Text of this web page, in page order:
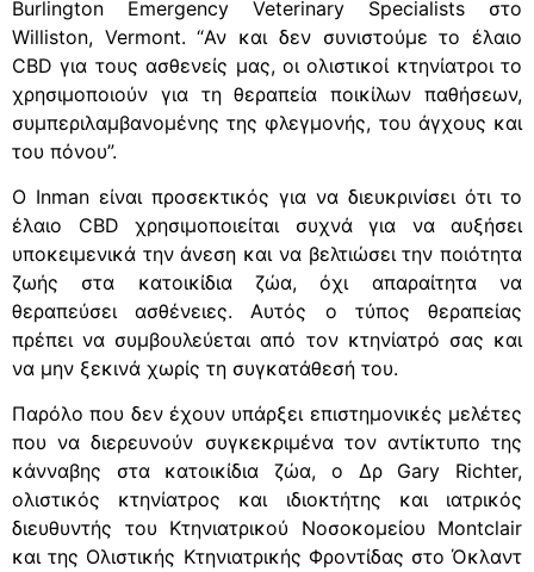
Burlington Emergency Veterinary Specialists στο
Williston, Vermont. “Αν και δεν συνιστούμε το έλαιο
CBD για τους ασθενείς μας, οι ολιστικοί κτηνίατροι το
χρησιμοποιούν για τη θεραπεία ποικίλων παθήσεων,
συμπεριλαμβανομένης της φλεγμονής, του άγχους και
του πόνου”.
Ο Inman είναι προσεκτικός για να διευκρινίσει ότι το
έλαιο CBD χρησιμοποιείται συχνά για να αυξήσει
υποκειμενικά την άνεση και να βελτιώσει την ποιότητα
ζωής στα κατοικίδια ζώα, όχι απαραίτητα να
θεραπεύσει ασθένειες. Αυτός ο τύπος θεραπείας
πρέπει να συμβουλεύεται από τον κτηνίατρό σας και
να μην ξεκινά χωρίς τη συγκατάθεσή του.
Παρόλο που δεν έχουν υπάρξει επιστημονικές μελέτες
που να διερευνούν συγκεκριμένα τον αντίκτυπο της
κάνναβης στα κατοικίδια ζώα, ο Δρ Gary Richter,
ολιστικός κτηνίατρος και ιδιοκτήτης και ιατρικός
διευθυντής του Κτηνιατρικού Νοσοκομείου Montclair
και της Ολιστικής Κτηνιατρικής Φροντίδας στο Όκλαντ